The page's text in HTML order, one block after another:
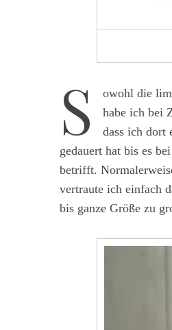
S
owohl die
habe ich bei
dass ich dort
gedauert hat bis es
betrifft.
vertraute ich einfach
bis ganze Größe zu
e
a
f
o
: